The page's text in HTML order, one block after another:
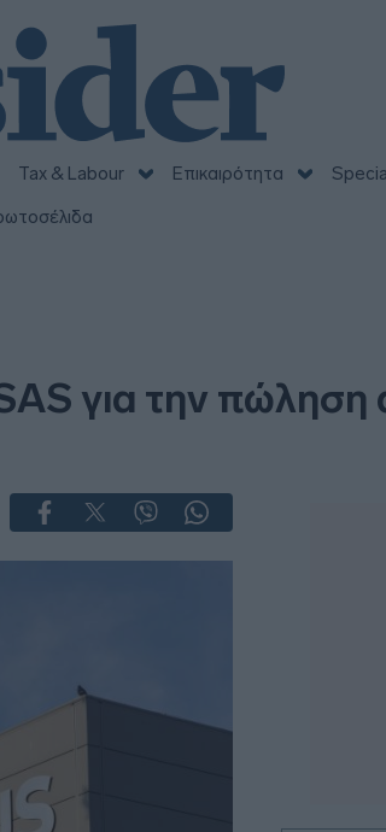
Tax & Labour Επικαιρότητα
για την